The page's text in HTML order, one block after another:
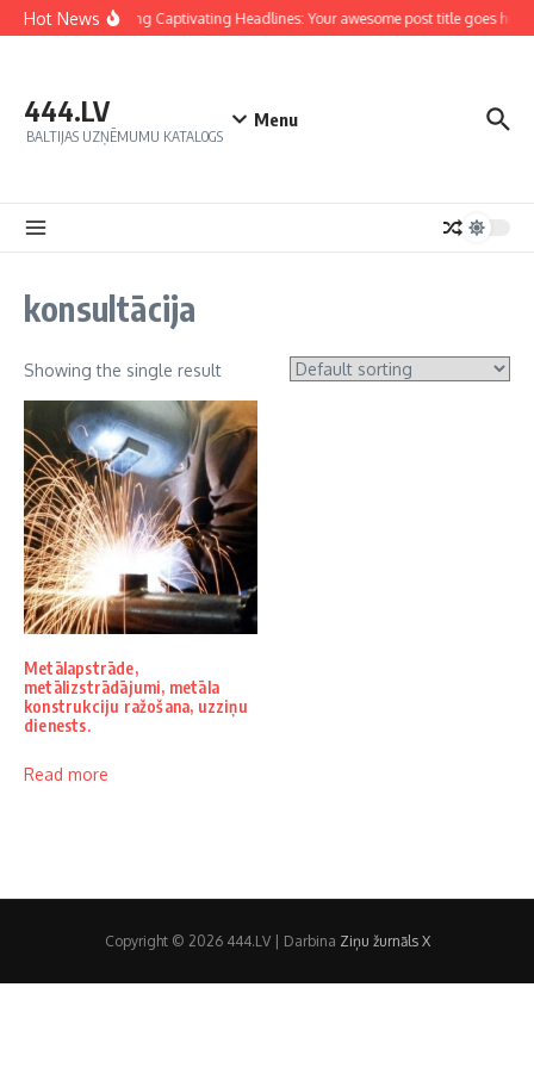
Hot NewsCrafting Captivating Headlines: Your awesome post title goes here
444.LV
BALTIJAS UZŅĒMUMU KATALOGS
Menu
konsultācija
Showing the single result
Metālapstrāde,
metālizstrādājumi, metāla
konstrukciju ražošana, uzziņu
dienests.
Read more
Copyright © 2026 444.LV | Darbina Ziņu žurnāls X